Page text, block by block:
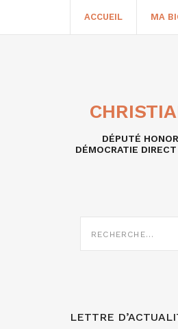
ACCUEIL MA
DÉPUTÉ
DÉMOCRATIE
SUR
LETTRE